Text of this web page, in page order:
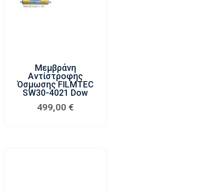
Μεμβράνη
Αντίστροφης
Όσμωσης FILMTEC
SW30-4021 Dow
499,00€